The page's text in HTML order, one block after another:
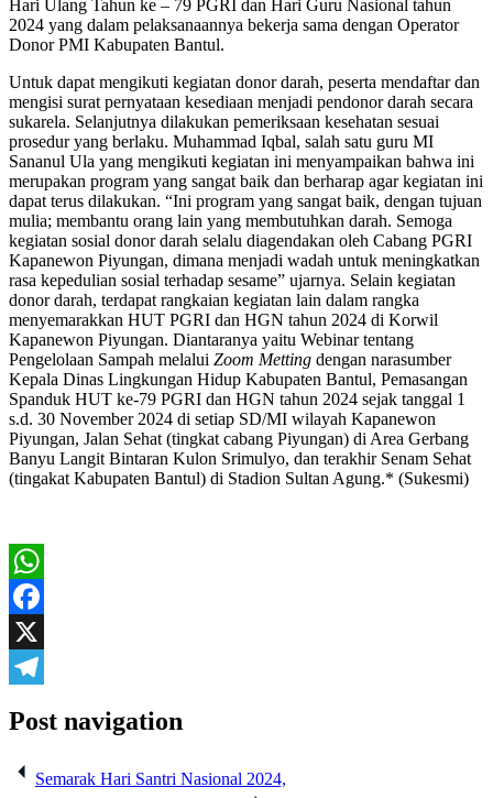
Hari Ulang Tahun ke – 79 PGRI dan Hari Guru Nasional tahun
2024 yang dalam pelaksanaannya bekerja sama dengan Operator
Donor PMI Kabupaten Bantul.
Untuk dapat mengikuti kegiatan donor darah, peserta mendaftar dan
mengisi surat pernyataan kesediaan menjadi pendonor darah secara
sukarela. Selanjutnya dilakukan pemeriksaan kesehatan sesuai
prosedur yang berlaku. Muhammad Iqbal, salah satu guru MI
Sananul Ula yang mengikuti kegiatan ini menyampaikan bahwa ini
merupakan program yang sangat baik dan berharap agar kegiatan ini
dapat terus dilakukan. “Ini program yang sangat baik, dengan tujuan
mulia; membantu orang lain yang membutuhkan darah. Semoga
kegiatan sosial donor darah selalu diagendakan oleh Cabang PGRI
Kapanewon Piyungan, dimana menjadi wadah untuk meningkatkan
rasa kepedulian sosial terhadap sesame” ujarnya. Selain kegiatan
donor darah, terdapat rangkaian kegiatan lain dalam rangka
menyemarakkan HUT PGRI dan HGN tahun 2024 di Korwil
Kapanewon Piyungan. Diantaranya yaitu Webinar tentang
Pengelolaan Sampah melalui Zoom Metting dengan narasumber
Kepala Dinas Lingkungan Hidup Kabupaten Bantul, Pemasangan
Spanduk HUT ke-79 PGRI dan HGN tahun 2024 sejak tanggal 1
s.d. 30 November 2024 di setiap SD/MI wilayah Kapanewon
Piyungan, Jalan Sehat (tingkat cabang Piyungan) di Area Gerbang
Banyu Langit Bintaran Kulon Srimulyo, dan terakhir Senam Sehat
(tingakat Kabupaten Bantul) di Stadion Sultan Agung.* (Sukesmi)
WhatsApp
Facebook
X
Post navigation
Semarak Hari Santri Nasional 2024,